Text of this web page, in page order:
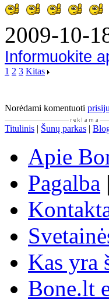
2009-10-
Informuokite
1 2 3 Kitas
Norėdami komentuoti
Titulinis | Šunų parkas |
Apie
Pagalba |
Kas yra
Bone.lt